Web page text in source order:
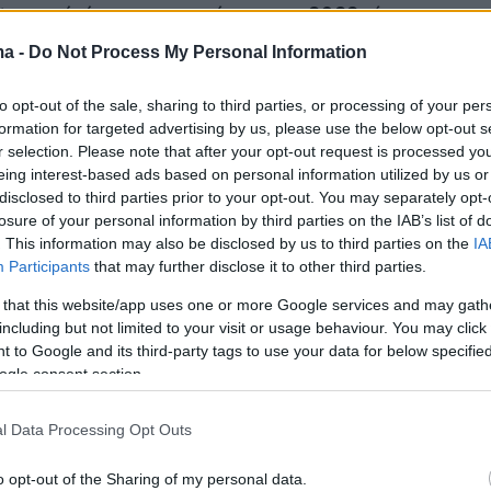
- Do Not Process My Personal Information
opt-out of the sale, sharing to third parties, or processing of your
for targeted advertising by us, please use the below opt-out
selection. Please note that after your opt-out request is processed
interest-based ads based on personal information utilized by us
to third parties prior to your opt-out. You may separately
of your personal information by third parties on the IAB’s list of
This information may also be disclosed by us to third parties on the
Participants that may further disclose it to other third parties.
that this website/app uses one or more Google services and may
but not limited to your visit or usage behaviour. You may
to Google and its third-party tags to use your data for below
consent section.
Data Processing Opt Outs
opt-out of the Sharing of my personal data.
από όπου αποφοίτησε το 2022, έχοντας
τρία συνεχόμενα πρωταθλήματα NCAA
και ιδιαίτερα αποτελεσματικό Hudgins,
ρόλο και στους τρεις τίτλους των
τον προπονητή του Ben
ως τον «καλύτερο παίκτη στην
NCAA Division II».
της κολεγιακής του καριέρας, ήταν
και είχε 20,4 πόντους κατά μέσο όρο, με
και 2,5 ριμπάουντ και 5 ασίστ ανά αγώνα.
και παίκτης ορόσημο στην ιστορία των